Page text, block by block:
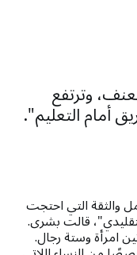
وترتفع
أمام التعليم".
والثقة التي احتجت
قالت بشرى.
امرأة وستة رجال.